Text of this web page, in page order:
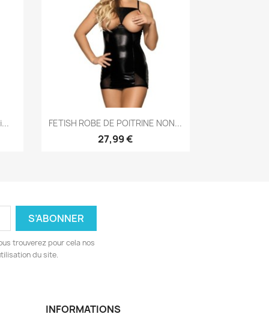
Aperçu rapide
FETISH ROBE DE POITRINE NON...
27,99 €
trouverez pour cela nos
du site.
INFORMATIONS